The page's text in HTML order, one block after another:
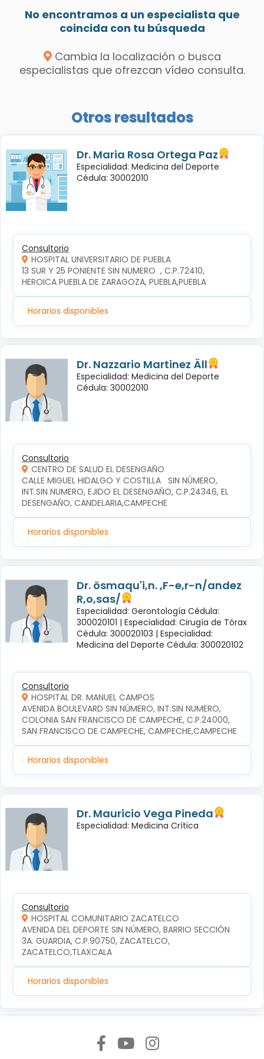
No encontramos a un especialista que
coincida con tu búsqueda
Cambia la localización o busca
especialistas que ofrezcan vídeo consulta.
Otros resultados
Dr. Maria Rosa Ortega Paz
Especialidad: Medicina del Deporte
Cédula: 30002010
Consultorio
HOSPITAL UNIVERSITARIO DE PUEBLA
13 SUR Y 25 PONIENTE SIN NUMERO  , C.P.72410,
HEROICA PUEBLA DE ZARAGOZA, PUEBLA,PUEBLA
Horarios disponibles
Dr. Nazzario Martinez Äll
Especialidad: Medicina del Deporte
Cédula: 30002010
Consultorio
CENTRO DE SALUD EL DESENGAÑO
CALLE MIGUEL HIDALGO Y COSTILLA   SIN NÚMERO,
INT.SIN NUMERO, EJIDO EL DESENGAÑO, C.P.24346, EL
DESENGAÑO, CANDELARIA,CAMPECHE
Horarios disponibles
Dr. ösmaqu'i,n. ,F-e,r-n/andez
R,o,sas/
Especialidad: Gerontología Cédula:
300020101 | Especialidad: Cirugía de Tórax
Cédula: 300020103 | Especialidad:
Medicina del Deporte Cédula: 300020102
Consultorio
HOSPITAL DR. MANUEL CAMPOS
AVENIDA BOULEVARD SIN NÚMERO, INT.SIN NUMERO,
COLONIA SAN FRANCISCO DE CAMPECHE, C.P.24000,
SAN FRANCISCO DE CAMPECHE, CAMPECHE,CAMPECHE
Horarios disponibles
Dr. Mauricio Vega Pineda
Especialidad: Medicina Crítica
Consultorio
HOSPITAL COMUNITARIO ZACATELCO
AVENIDA DEL DEPORTE SIN NÚMERO, BARRIO SECCIÓN
3A. GUARDIA, C.P.90750, ZACATELCO,
ZACATELCO,TLAXCALA
Horarios disponibles